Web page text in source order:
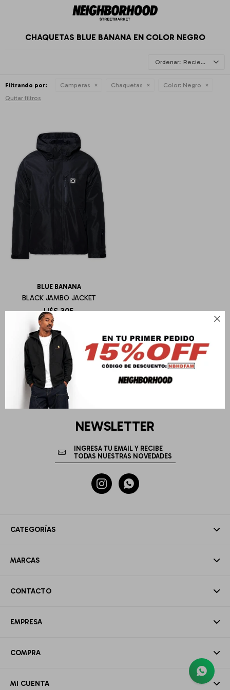

CHAQUETAS BLUE BANANA EN COLOR NEGRO
Recientes
Filtrando por: Camperas Chaquetas Color: Negro
Quitar filtros
BLUE BANANA
BLACK JAMBO JACKET
U$S 305
CATEGORÍAS
MARCAS
CONTACTO
EMPRESA
COMPRA
MI CUENTA
NEWSLETTER
 